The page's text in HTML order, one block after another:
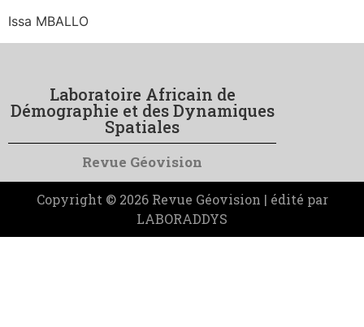
Issa MBALLO
Laboratoire Africain de
Démographie et des Dynamiques
Spatiales
Revue Géovision
Copyright © 2026 Revue Géovision | édité par
LABORADDYS